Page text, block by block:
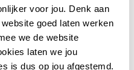
voor jou. Denk aan
goed laten werken
we de website
laten we jou
is dus op jou afgestemd.